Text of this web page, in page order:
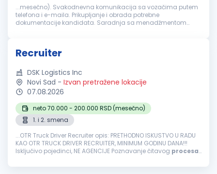
...mesečno). Svakodnevna komunikacija sa vozačima putem
telefona i e-maila. Prikupljanje i obrada potrebne
dokumentacije kandidata. Saradnja sa menadžmentom
Recruiter
DSK Logistics Inc
Novi Sad - Izvan pretražene lokacije
07.08.2026
neto 70.000 - 200.000 RSD (mesečno)
1. i 2. smena
...OTR Truck Driver Recruiter opis: PRETHODNO ISKUSTVO U RADU
KAO OTR TRUCK DRIVER RECRUITER, MINIMUM GODINU DANA!!!
Isključivo pojedinci, NE AGENCIJE Poznavanje čitavog procesa
kamion...